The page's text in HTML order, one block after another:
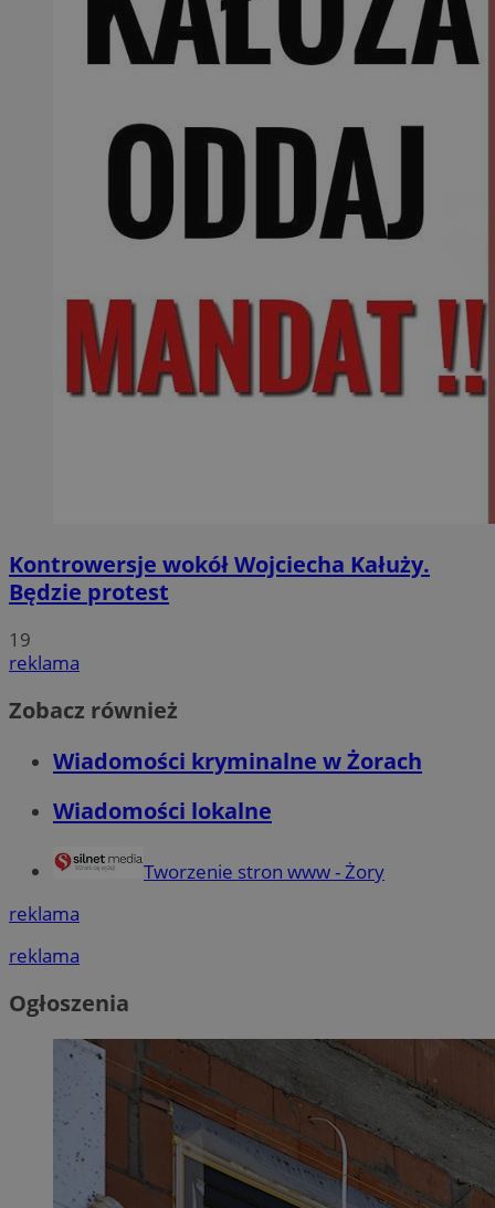
Kontrowersje wokół Wojciecha Kałuży.
Będzie protest
19
reklama
Zobacz również
Wiadomości kryminalne w Żorach
Wiadomości lokalne
Tworzenie stron www - Żory
reklama
reklama
Ogłoszenia